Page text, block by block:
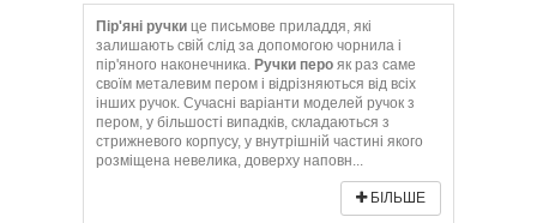
Пір'яні ручки це письмове приладдя, які
залишають свій слід за допомогою чорнила і
пір'яного наконечника. Ручки перо як раз саме
своїм металевим пером і відрізняються від всіх
інших ручок. Сучасні варіанти моделей ручок з
пером, у більшості випадків, складаються з
стрижневого корпусу, у внутрішній частині якого
розміщена невелика, доверху наповн...
БІЛЬШЕ